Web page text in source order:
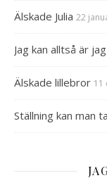
Älskade Julia 22
Jag kan alltså är jag
Älskade lillebror 11
Ställning kan man